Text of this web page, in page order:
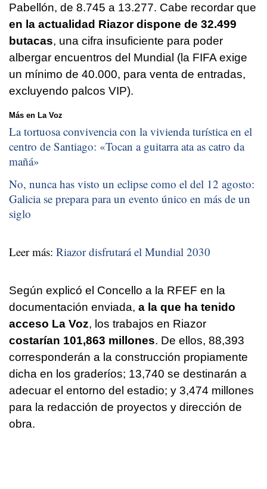
Pabellón, de 8.745 a 13.277. Cabe recordar que
en la actualidad Riazor dispone de 32.499
butacas, una cifra insuficiente para poder
albergar encuentros del Mundial (la FIFA exige
un mínimo de 40.000, para venta de entradas,
excluyendo palcos VIP).
Más en La Voz
La tortuosa convivencia con la vivienda turística en el
centro de Santiago: «Tocan a guitarra ata as catro da
mañá»
No, nunca has visto un eclipse como el del 12 agosto:
Galicia se prepara para un evento único en más de un
siglo
Leer más: Riazor disfrutará el Mundial 2030
Según explicó el Concello a la RFEF en la
documentación enviada, a la que ha tenido
acceso La Voz, los trabajos en Riazor
costarían 101,863 millones. De ellos, 88,393
corresponderán a la construcción propiamente
dicha en los graderíos; 13,740 se destinarán a
adecuar el entorno del estadio; y 3,474 millones
para la redacción de proyectos y dirección de
obra.